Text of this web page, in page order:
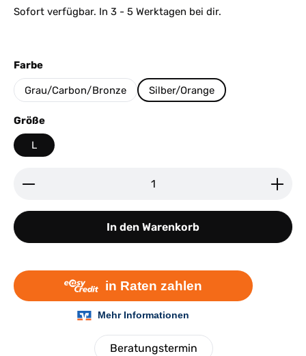
Sofort verfügbar. In 3 - 5 Werktagen bei dir.
Farbeauswählen
Grau/Carbon/Bronze Silber/Orange
Größeauswählen
L
Produkt Anzahl: Gib den gewünschten Wert ein
In den Warenkorb
Beratungstermin